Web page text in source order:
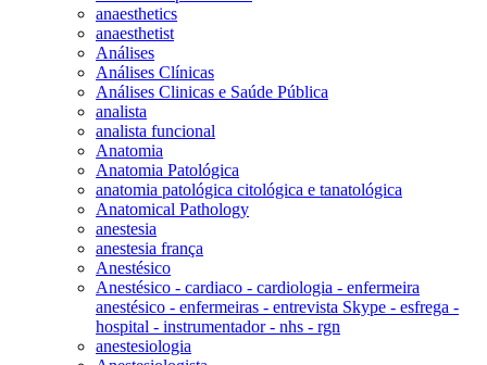
anaesthetics
anaesthetist
Análises
Análises Clínicas
Análises Clinicas e Saúde Pública
analista
analista funcional
Anatomia
Anatomia Patológica
anatomia patológica citológica e tanatológica
Anatomical Pathology
anestesia
anestesia frança
Anestésico
Anestésico - cardiaco - cardiologia - enfermeira
anestésico - enfermeiras - entrevista Skype - esfrega -
hospital - instrumentador - nhs - rgn
anestesiologia